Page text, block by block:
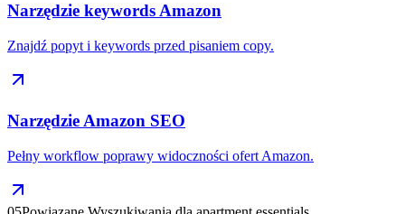
Narzędzie keywords Amazon
Znajdź popyt i keywords przed pisaniem copy.
Narzędzie Amazon SEO
Pełny workflow poprawy widoczności ofert Amazon.